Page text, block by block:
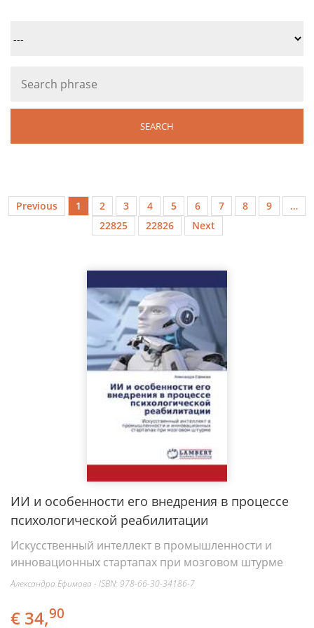
Previous 1 2 3 4 5 6 7 8 9
…
22825
22826 Next
ИИ и особенности его внедрения в процессе
психологической реабилитации
Искусственный интеллект в промышленности и
инновационных стартапах при мозговом штурме
Александра Ефимова - ISBN: 978-66-30-34186-7
€ 34,90